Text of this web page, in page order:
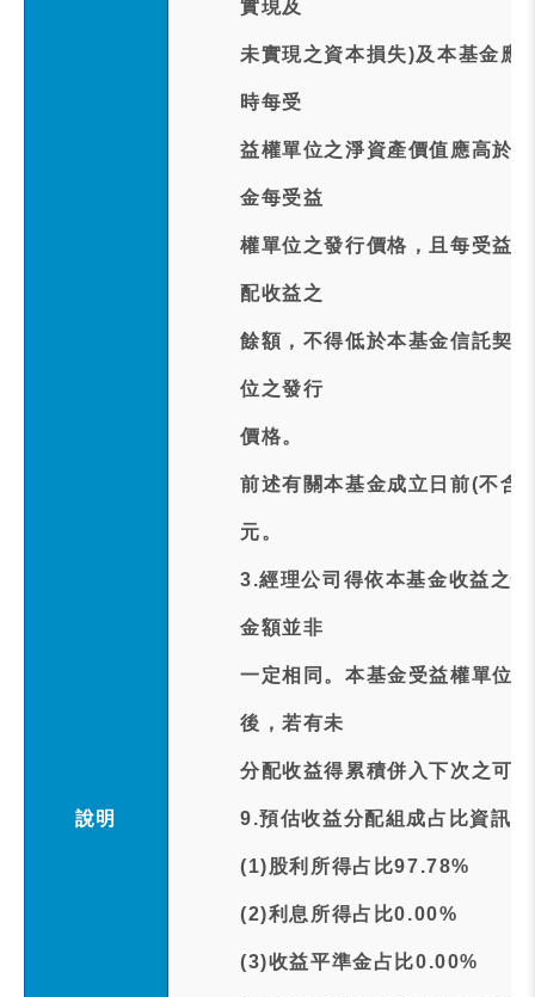
說明
實現及
未實現之資本損失)及本基金應
時每受
益權單位之淨資產價值應高於
金每受益
權單位之發行價格，且每受益
配收益之
餘額，不得低於本基金信託契
位之發行
價格。
前述有關本基金成立日前(不含
元。
3.經理公司得依本基金收益之
金額並非
一定相同。本基金受益權單位
後，若有未
分配收益得累積併入下次之可
9.預估收益分配組成占比資訊:
(1)股利所得占比97.78%
(2)利息所得占比0.00%
(3)收益平準金占比0.00%